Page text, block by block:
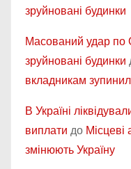
зруйновані будинки
Масований удар по
зруйновані будинки
вкладникам
В Україні
виплати до Місцеві
змінюють Україну